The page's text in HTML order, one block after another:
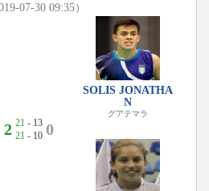
07-30 09:35）
2 21 - 13
21 - 10 0
SOLIS JONATHA
N
グアテマラ